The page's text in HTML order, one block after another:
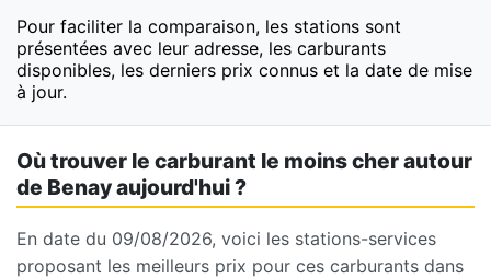
Pour faciliter la comparaison, les stations sont
présentées avec leur adresse, les carburants
disponibles, les derniers prix connus et la date de mise
à jour.
Où trouver le carburant le moins cher autour
de Benay aujourd'hui ?
En date du 09/08/2026, voici les stations-services
proposant les meilleurs prix pour ces carburants dans